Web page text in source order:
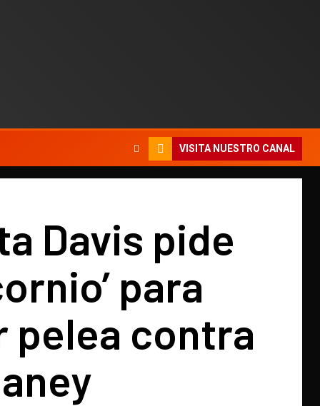
VISITA NUESTRO CANAL
Davis pide
para
pelea contra